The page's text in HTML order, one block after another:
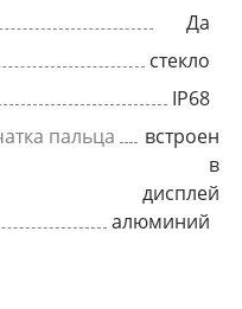
Да
стекло
IP68
пальца
встроен
в
дисплей
алюминий